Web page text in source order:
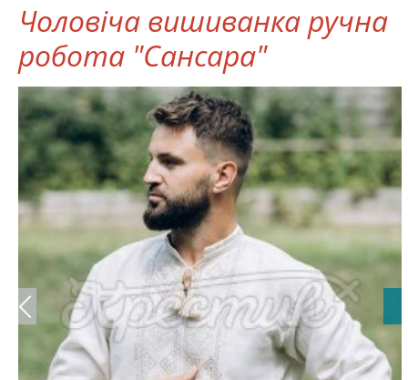
Чоловіча вишиванка ручна
робота "Сансара"